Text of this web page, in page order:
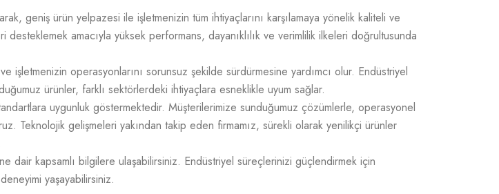
geniş ürün yelpazesi ile işletmenizin tüm ihtiyaçlarını karşılamaya yönelik kaliteli ve
amacıyla yüksek performans, dayanıklılık ve verimlilik ilkeleri doğrultusunda
işletmenizin operasyonlarını sorunsuz şekilde sürdürmesine yardımcı olur. Endüstriyel
ürünler, farklı sektörlerdeki ihtiyaçlara esneklikle uyum sağlar.
uygunluk göstermektedir. Müşterilerimize sunduğumuz çözümlerle, operasyonel
Teknolojik gelişmeleri yakından takip eden firmamız, sürekli olarak yenilikçi ürünler
dair kapsamlı bilgilere ulaşabilirsiniz. Endüstriyel süreçlerinizi güçlendirmek için
yaşayabilirsiniz.